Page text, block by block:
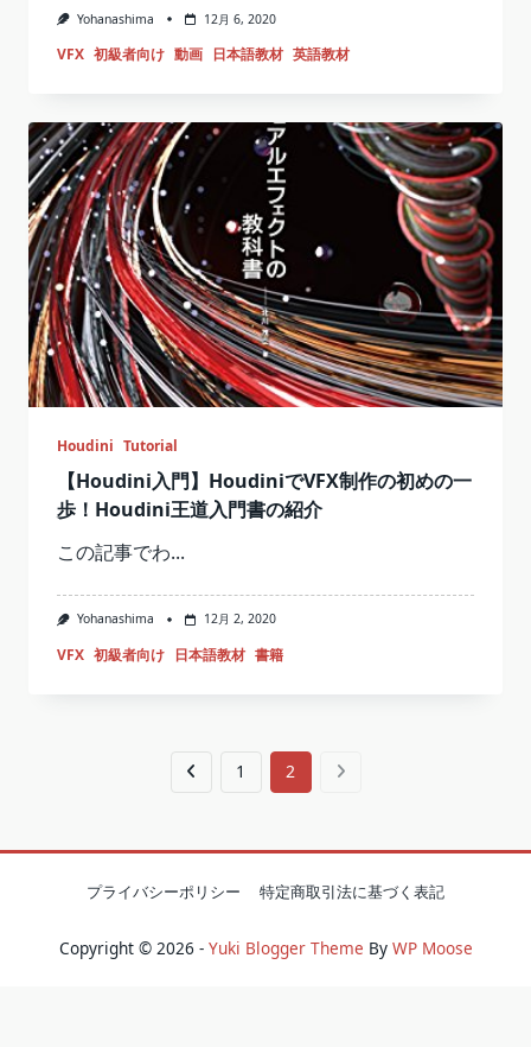
Yohanashima 12月 6, 2020
VFX 初級者向け 動画 日本語教材 英語教材
Houdini Tutorial
【Houdini入門】HoudiniでVFX制作の初めの一
歩！Houdini王道入門書の紹介
この記事でわ...
Yohanashima 12月 2, 2020
VFX 初級者向け 日本語教材 書籍
1 2
プライバシーポリシー 特定商取引法に基づく表記
Copyright © 2026 - Yuki Blogger Theme By WP Moose